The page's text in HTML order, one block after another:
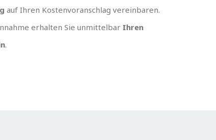
auf Ihren Kostenvoranschlag vereinbaren.
erhalten Sie unmittelbar Ihren
.